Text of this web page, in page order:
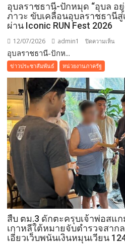
เตีย
ไร้
“ไม่
ทิ้ง
ประ
อุบลราชธานี-ปักหมุด “อุบล อ
ภาวะ ขับเคลื่อนอุบลราชธานี
ผ่าน Iconic RUN Fest 2026
12/07/2026 admin1 ปิดความเห็น
“อุ
อยู่ดี
สส
สาน
พลัง
สุข
ภาว
ขับ
เคลื่
อุบ
สู่
เมือ
สุข
ภาวะ
ต้น
อุบลราชธานี-ปักห...
ข่าวประชาสัมพันธ์ หน่วยงานภาครัฐ
สืบ ตม.3 ดักตะครุบเจ้าพ่อสแ
เกาหลีใต้หมายจับตำรวจสาก
เอี่ยวเว็บพนันเงินหมุนเวียน